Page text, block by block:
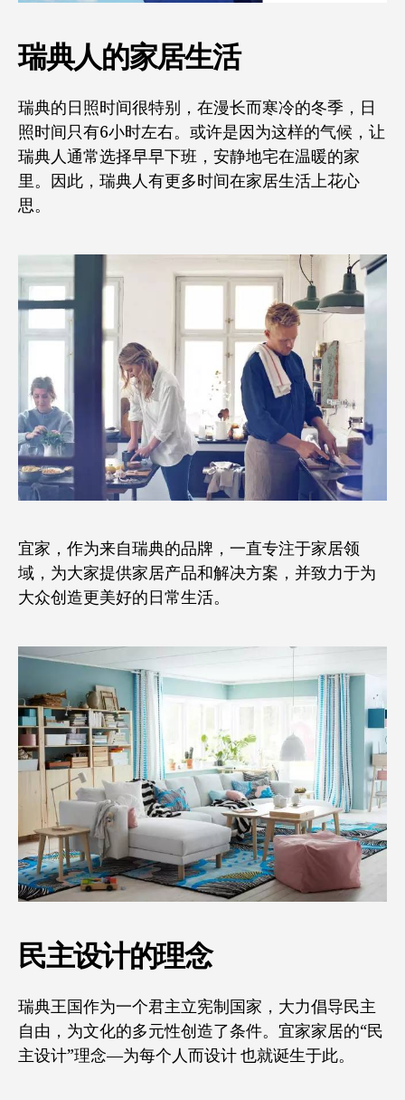
瑞典人的家居生活
瑞典的日照时间很特别，在漫长而寒冷的冬季，日
照时间只有6小时左右。或许是因为这样的气候，让
瑞典人通常选择早早下班，安静地宅在温暖的家
里。因此，瑞典人有更多时间在家居生活上花心
思。
宜家，作为来自瑞典的品牌，一直专注于家居领
域，为大家提供家居产品和解决方案，并致力于为
大众创造更美好的日常生活。
民主设计的理念
瑞典王国作为一个君主立宪制国家，大力倡导民主
自由，为文化的多元性创造了条件。宜家家居的“民
主设计”理念—为每个人而设计 也就诞生于此。